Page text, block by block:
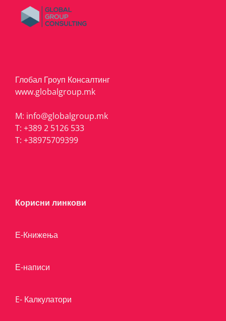
Глобал Гроуп Консалтинг
www.globalgroup.mk
M: info@globalgroup.mk
T: +389 2 5126 533
T: +38975709399
Корисни линкови
Е-Книжења
Е-написи
E- Калкулатори